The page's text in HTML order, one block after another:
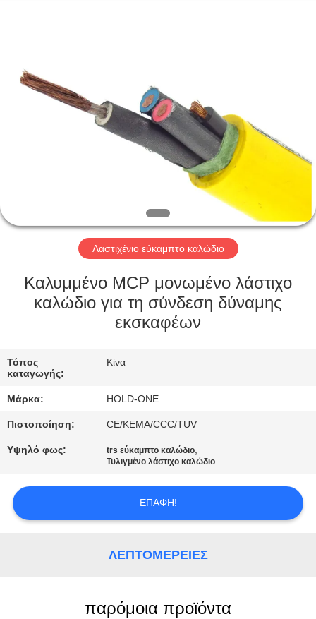
ΣΠΊΤΙ
ΠΡΟΪΌΝΤΑ
ΠΕΡΊΠΟΥ
ΕΜΕΊΣ
ΓΎΡΟΣ
ΕΡΓΟΣΤΑΣΊΩΝ
ΈΛΕΓΧΟΣ
ΜΑΣ
ΕΛΆΤΕ
ΣΕ
ΕΠΑΦΉ
ΜΕ
Λαστιχένιο εύκαμπτο καλώδιο
Καλυμμένο MCP μονωμένο λάστιχο
καλώδιο για τη σύνδεση δύναμης
εκσκαφέων
Τόπος
καταγωγής:
Κίνα
Μάρκα: HOLD-ONE
Πιστοποίηση: CE/KEMA/CCC/TUV
Υψηλό φως: trs εύκαμπτο καλώδιο,
Τυλιγμένο λάστιχο καλώδιο
ΕΠΑΦΉ!
ΛΕΠΤΟΜΈΡΕΙΕΣ
παρόμοια προϊόντα